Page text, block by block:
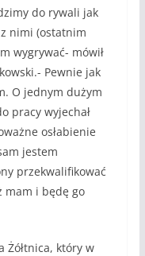
do rywali jak
nimi (ostatnim
wygrywać- mówił
Pewnie jak
O jednym dużym
pracy wyjechał
osłabienie
jestem
przekwalifikować
mam i będę go
Żółtnica, który w